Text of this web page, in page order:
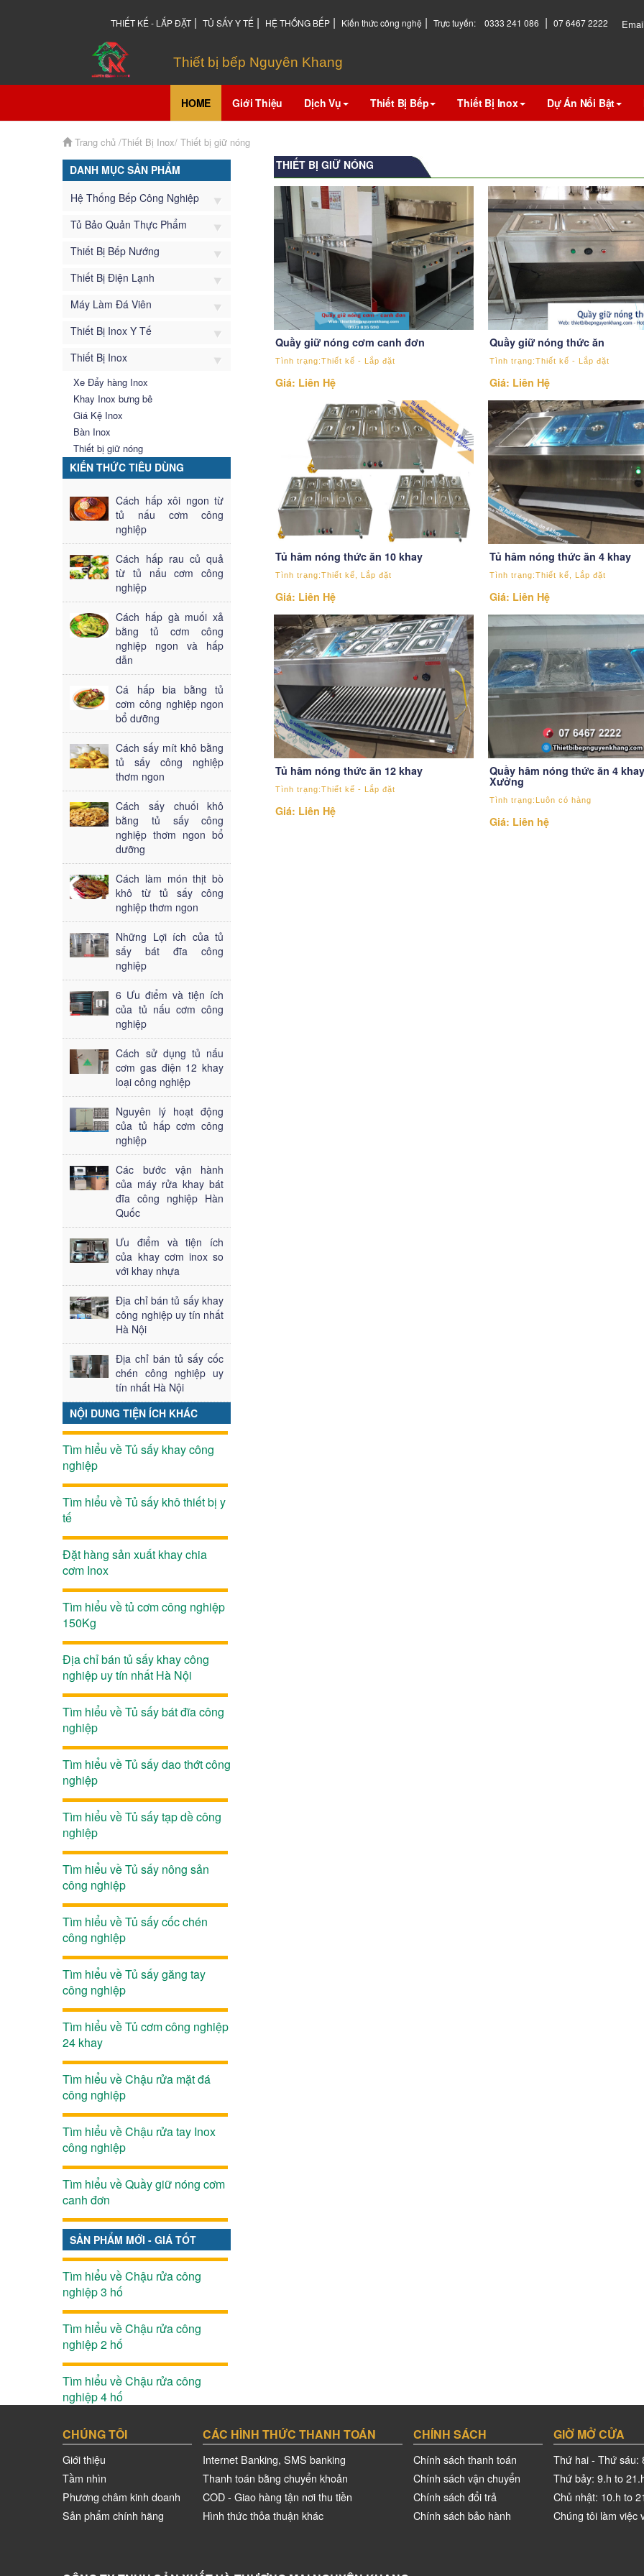
THIẾT KẾ - LẮP ĐẶT | TỦ SẤY Y TẾ | HỆ THỐNG BẾP | Kiến thức công nghệ | Trực tuyến: 0333 241 086 | 07 6467 2222
Thiết bị bếp Nguyên Khang
HOME Giới Thiệu Dịch Vụ Thiết Bị Bếp Thiết Bị Inox Dự Án Nổi Bật
Trang chủ /Thiết Bị Inox/ Thiết bị giữ nóng
THIẾT BỊ GIỮ NÓNG
Quầy giữ nóng cơm canh đơn
Tình trạng:Thiết kế - Lắp đặt
Giá: Liên Hệ
Quầy giữ nóng thức ăn
Tình trạng:Thiết kế - Lắp đặt
Giá: Liên Hệ
Tủ hâm nóng thức ăn 10 khay
Tình trạng:Thiết kế, Lắp đặt
Giá: Liên Hệ
Tủ hâm nóng thức ăn 4 khay
Tình trạng:Thiết kế, Lắp đặt
Giá: Liên Hệ
Tủ hâm nóng thức ăn 12 khay
Tình trạng:Thiết kế - Lắp đặt
Giá: Liên Hệ
Quầy hâm nóng thức ăn 4
Xưởng
Tình trạng:Luôn có hàng
Giá: Liên hệ
DANH MỤC SẢN PHẨM
Hệ Thống Bếp Công Nghiệp
Tủ Bảo Quản Thực Phẩm
Thiết Bị Bếp Nướng
Thiết Bị Điện Lạnh
Máy Làm Đá Viên
Thiết Bị Inox Y Tế
Thiết Bị Inox
Xe Đẩy hàng Inox
Khay Inox bưng bê
Giá Kệ Inox
Bàn Inox
Thiết bị giữ nóng
KIẾN THỨC TIÊU DÙNG
Cách hấp xôi ngon từ
tủ nấu cơm công
nghiệp
Cách hấp rau củ quả
từ tủ nấu cơm công
nghiệp
Cách hấp gà muối xả
bằng tủ cơm công
nghiệp ngon và hấp
dẫn
Cá hấp bia bằng tủ
cơm công nghiệp ngon
bổ dưỡng
Cách sấy mít khô bằng
tủ sấy công nghiệp
thơm ngon
Cách sấy chuối khô
bằng tủ sấy công
nghiệp thơm ngon bổ
dưỡng
Cách làm món thịt bò
khô từ tủ sấy công
nghiệp thơm ngon
Những Lợi ích của tủ
sấy bát đĩa công
nghiệp
6 Ưu điểm và tiện ích
của tủ nấu cơm công
nghiệp
Cách sử dụng tủ nấu
cơm gas điện 12 khay
loại công nghiệp
Nguyên lý hoạt động
của tủ hấp cơm công
nghiệp
Các bước vận hành
của máy rửa khay bát
đĩa công nghiệp Hàn
Quốc
Ưu điểm và tiện ích
của khay cơm inox so
với khay nhựa
Địa chỉ bán tủ sấy khay
công nghiệp uy tín nhất
Hà Nội
Địa chỉ bán tủ sấy cốc
chén công nghiệp uy
tín nhất Hà Nội
NỘI DUNG TIỆN ÍCH KHÁC
Tìm hiểu về Tủ sấy khay công
nghiệp
Tìm hiểu về Tủ sấy khô thiết bị y
tế
Đặt hàng sản xuất khay chia
cơm Inox
Tìm hiểu về tủ cơm công nghiệp
150Kg
Địa chỉ bán tủ sấy khay công
nghiệp uy tín nhất Hà Nội
Tìm hiểu về Tủ sấy bát đĩa công
nghiệp
Tìm hiểu về Tủ sấy dao thớt công
nghiệp
Tìm hiểu về Tủ sấy tạp dề công
nghiệp
Tìm hiểu về Tủ sấy nông sản
công nghiệp
Tìm hiểu về Tủ sấy cốc chén
công nghiệp
Tìm hiểu về Tủ sấy găng tay
công nghiệp
Tìm hiểu về Tủ cơm công nghiệp
24 khay
Tìm hiểu về Chậu rửa mặt đá
công nghiệp
Tìm hiểu về Chậu rửa tay Inox
công nghiệp
Tìm hiểu về Quầy giữ nóng cơm
canh đơn
SẢN PHẨM MỚI - GIÁ TỐT
Tìm hiểu về Chậu rửa công
nghiệp 3 hố
Tìm hiểu về Chậu rửa công
nghiệp 2 hố
Tìm hiểu về Chậu rửa công
nghiệp 4 hố
CHÚNG TÔI
Giới thiệu
Tầm nhìn
Phương châm kinh doanh
Sản phẩm chính hãng
CÁC HÌNH THỨC THANH TOÁN
Internet Banking, SMS banking
Thanh toán bằng chuyển khoản
COD - Giao hàng tận nơi thu tiền
Hình thức thỏa thuận khác
CHÍNH SÁCH
Chính sách thanh toán
Chính sách vận chuyển
Chính sách đổi trả
Chính sách bảo hành
GIỜ MỞ CỬA
Thứ hai - Thứ sáu:
Thứ bảy: 9.h to
Chủ nhật: 10.h to
Chúng tôi làm việc